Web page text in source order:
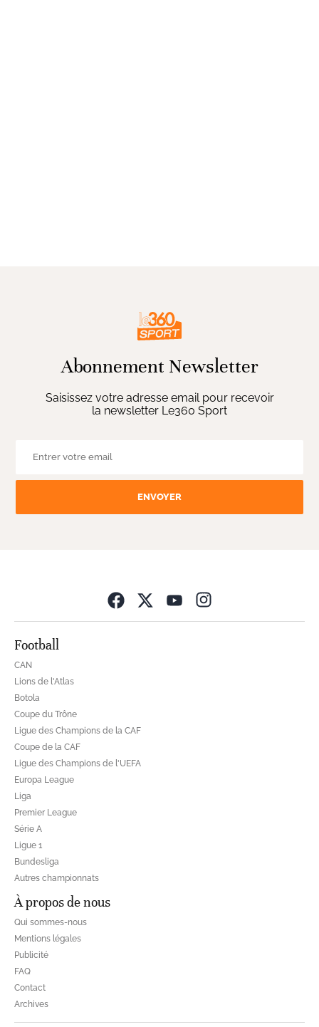
Abonnement Newsletter
Saisissez votre adresse email pour recevoir
la newsletter Le360 Sport
ENVOYER
Football
CAN
Lions de l'Atlas
Botola
Coupe du Trône
Ligue des Champions de la CAF
Coupe de la CAF
Ligue des Champions de l'UEFA
Europa League
Liga
Premier League
Série A
Ligue 1
Bundesliga
Autres championnats
À propos de nous
Qui sommes-nous
Mentions légales
Publicité
FAQ
Contact
Archives